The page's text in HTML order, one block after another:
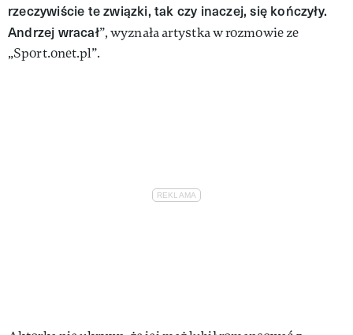
rzeczywiście te związki, tak czy inaczej, się kończyły.
Andrzej wracał”, wyznała artystka w rozmowie ze
„Sport.onet.pl”.